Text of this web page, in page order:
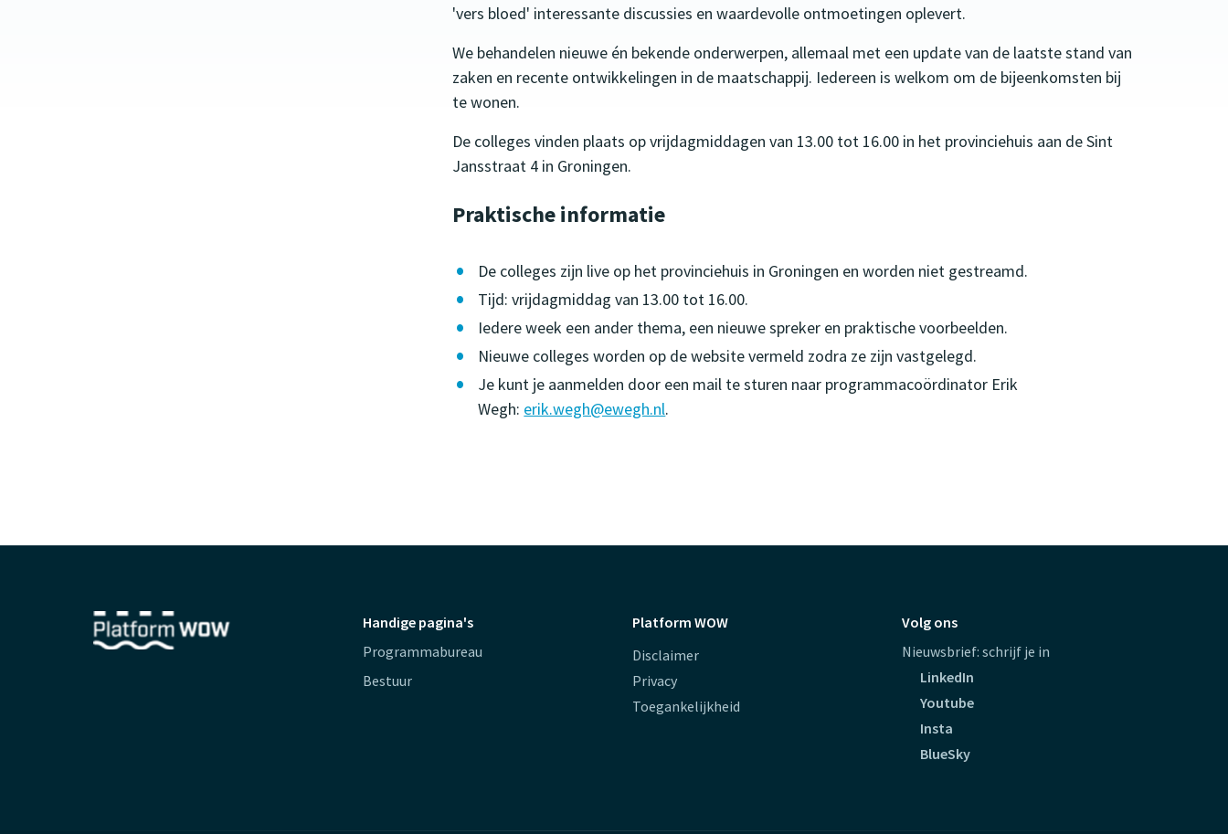
'vers bloed' interessante discussies en waardevolle ontmoetingen oplevert.
We behandelen nieuwe én bekende onderwerpen, allemaal met een update van de laatste stand van
zaken en recente ontwikkelingen in de maatschappij. Iedereen is welkom om de bijeenkomsten bij
te wonen.
De colleges vinden plaats op vrijdagmiddagen van 13.00 tot 16.00 in het provinciehuis aan de Sint
Jansstraat 4 in Groningen.
Praktische informatie
De colleges zijn live op het provinciehuis in Groningen en worden niet gestreamd.
Tijd: vrijdagmiddag van 13.00 tot 16.00.
Iedere week een ander thema, een nieuwe spreker en praktische voorbeelden.
Nieuwe colleges worden op de website vermeld zodra ze zijn vastgelegd.
Je kunt je aanmelden door een mail te sturen naar programmacoördinator Erik
Wegh: erik.wegh@ewegh.nl.
Handige pagina's
Programmabureau
Bestuur
Platform WOW
Disclaimer
Privacy
Toegankelijkheid
Volg ons
Nieuwsbrief: schrijf je in
LinkedIn
Youtube
Insta
BlueSky